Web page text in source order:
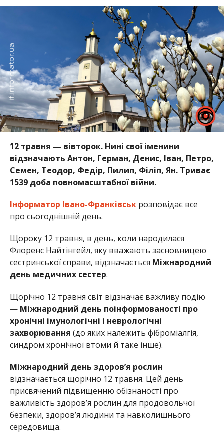
12 травня — вівторок. Нині свої іменини
відзначають Антон, Герман, Денис, Іван, Петро,
Семен, Теодор, Федір, Пилип, Філіп, Ян. Триває
1539 доба повномасштабної війни.
Інформатор Івано-Франківськрозповідає все
про сьогоднішній день.
Щороку 12 травня, в день, коли народилася
Флоренс Найтінгейл, яку вважають засновницею
сестринської справи, відзначається Міжнародний
день медичних сестер.
Щорічно 12 травня світ відзначає важливу подію
— Міжнародний день поінформованості про
хронічні імунологічні і неврологічні
захворювання (до яких належить фіброміалгія,
синдром хронічної втоми й таке інше).
Міжнародний день здоров’я рослин
відзначається щорічно 12 травня. Цей день
присвячений підвищенню обізнаності про
важливість здоров’я рослин для продовольчої
безпеки, здоров’я людини та навколишнього
середовища.